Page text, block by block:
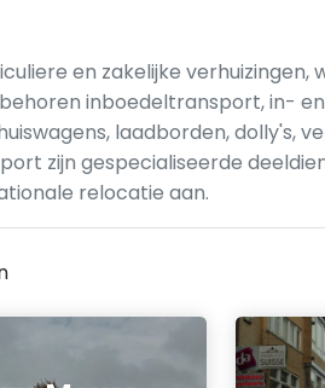
en zakelijke
inboedeltransport, in-
laadborden, dolly's,
zijn gespecialiseerde
relocatie aan.